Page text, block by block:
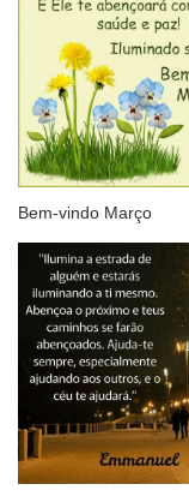
Bem-vindo Março